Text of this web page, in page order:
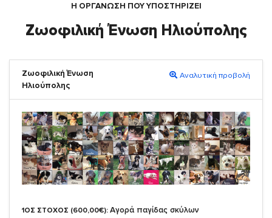
Η ΟΡΓΆΝΩΣΗ ΠΟΥ ΥΠΟΣΤΗΡΙΖΕΙ
Ζωοφιλική Ένωση Ηλιούπολης
Ζωοφιλική Ένωση
Ηλιούπολης
Αναλυτική προβολή
1ΟΣ ΣΤΟΧΟΣ (600,00€): Αγορά παγίδας σκύλων